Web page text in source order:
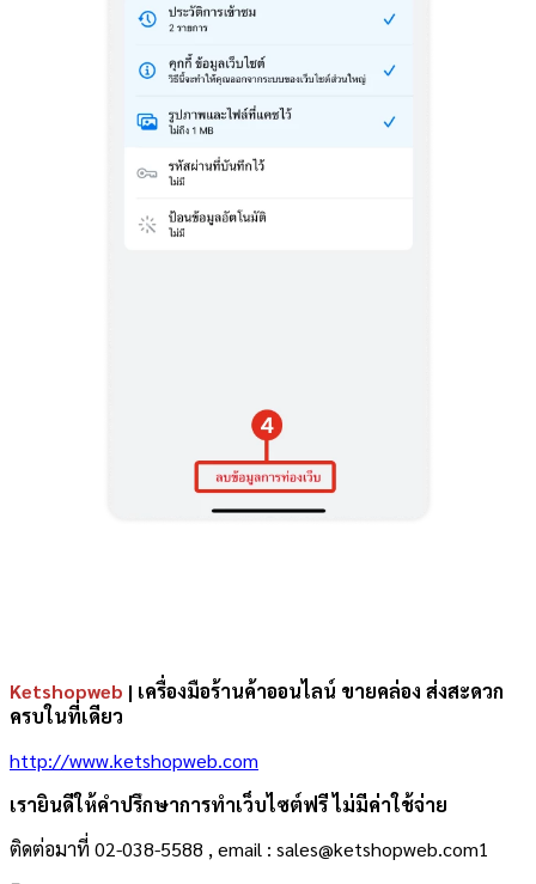
Ketshopweb | เครื่องมือร้านค้าออนไลน์ ขายคล่อง ส่งสะดวก
ครบในที่เดียว
http://www.ketshopweb.com
เรายินดีให้คำปรึกษาการทำเว็บไซต์ฟรี ไม่มีค่าใช้จ่าย
ติดต่อมาที่ 02-038-5588 , email : sales@ketshopweb.com1